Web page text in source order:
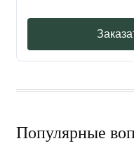
Популярные